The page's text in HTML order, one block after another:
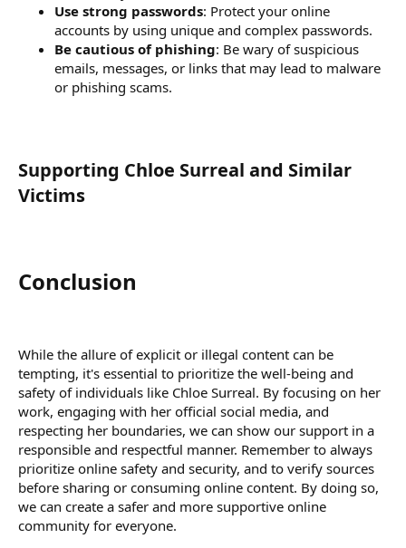
Use strong passwords: Protect your online
accounts by using unique and complex passwords.
Be cautious of phishing: Be wary of suspicious
emails, messages, or links that may lead to malware
or phishing scams.
Supporting Chloe Surreal and Similar
Victims​
Conclusion​
While the allure of explicit or illegal content can be
tempting, it's essential to prioritize the well-being and
safety of individuals like Chloe Surreal. By focusing on her
work, engaging with her official social media, and
respecting her boundaries, we can show our support in a
responsible and respectful manner. Remember to always
prioritize online safety and security, and to verify sources
before sharing or consuming online content. By doing so,
we can create a safer and more supportive online
community for everyone.